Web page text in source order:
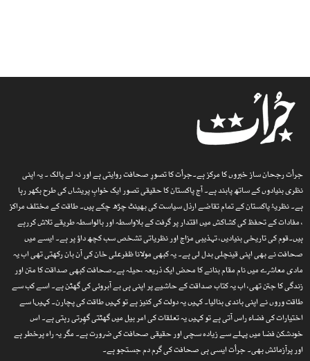
جرأت رجحان ساز خبروں کا مرکز ہے۔جرأت کا تصورِ صحافت روایتی ہے اور نہ لے پالک ۔ یہ اپنی
نظری بنیادوں کے ساتھ پابند ہے۔ آج پاکستان کا حقیقی تصور ایک خوابِ پریشاں کی طرح بکھر رہا
ہے۔ نظریۂ پاکستان کے تمام تقاضے ارذل سیاست کی بھینٹ چڑھ چکے ہیں۔ طاقت کے مختلف مراکز
، مفادات کے تحفظ کی کشاکش میں اقتدار پر گرفت کے بلاواسطہ اور بالواسطہ طریقے تلاش کررہے
ہیں۔قوم کی تاریخی بنیادیں، تہذیبی مزاج اور نظریاتی تشخص سب کچھ داؤ پر ہے۔ ایسے میں
صحافت نے بھی اپنی قینچلی بدل لی ہے۔ یہ کبھی مولانا ظفرعلی خان کی آن بان رکھتی تھی اب یہ
مادی معاشرے میں نام مقام بنانے کا محض ایک ذریعہ ،حیلہ ہے۔صحافت کبھی صداقت کا متن اور
زندگی کا جتن تھی، اب یہ کتاب صداقت کے حاشیے پر اپنی ہی بے آبروئی کی گھٹن ہے۔ اسے کب سے
طاقت وروں نے اپنی باندی بنالیا۔ کہیں یہ دولت کی کنیز ہے تو کہیں طاقت کی پچارن۔ کہیںا سے
اختیارات کی فضاء راس آتی ہے تو کہیں یہ تعلقات کی امر بیل میں گھٹتی گھِرتی رہتی ہے۔ اس
خودشکن فضا میں پہلے سے زیادہ سچی اور حقیقی صحافت کی ضرورت ہے۔ مگر یہ راہ پرخطر ہے
اور پرآزمائش بھی۔ جرأت ایسی ہی صحافت کی گرم دم جستجو ہے۔